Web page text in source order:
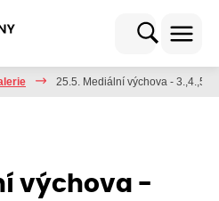
25.5. Mediální výchova -
výchova -